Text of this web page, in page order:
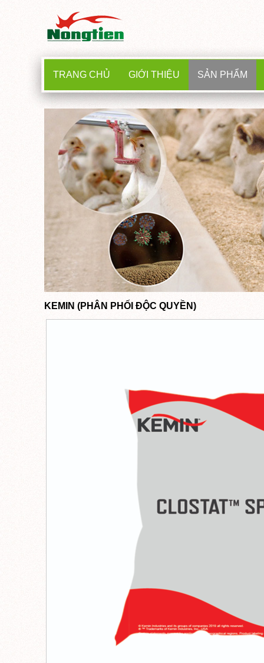
TRANG CHỦ GIỚI THIỆU SẢN PHẨM
KEMIN (PHÂN PHỐI ĐỘC QUYỀN)